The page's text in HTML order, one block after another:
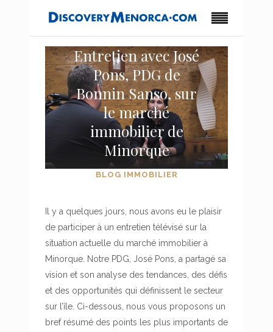
Entretien avec José
Pons, PDG de
Bonnin Sanso, sur
le marché
immobilier de
Minorque
BLOG IMMOBILIER
Il y a quelques jours, nous avons eu le plaisir
de participer à un entretien télévisé sur la
situation actuelle du marché immobilier à
Minorque. Notre PDG, José Pons, a partagé sa
vision et son analyse des tendances, des défis
et des opportunités qui définissent le secteur
sur l’île. Ci-dessous, nous vous proposons un
bref résumé des points les plus importants de